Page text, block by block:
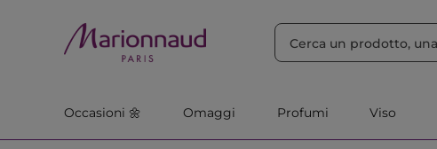
Occasioni 🌼 Omaggi Profumi Viso